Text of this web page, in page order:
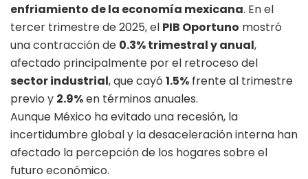
enfriamiento de la economía mexicana. En el
tercer trimestre de 2025, el PIB Oportuno mostró
una contracción de 0.3% trimestral y anual,
afectado principalmente por el retroceso del
sector industrial, que cayó 1.5% frente al trimestre
previo y 2.9%en términos anuales.
Aunque México ha evitado una recesión, la
incertidumbre global y la desaceleración interna han
afectado la percepción de los hogares sobre el
futuro económico.